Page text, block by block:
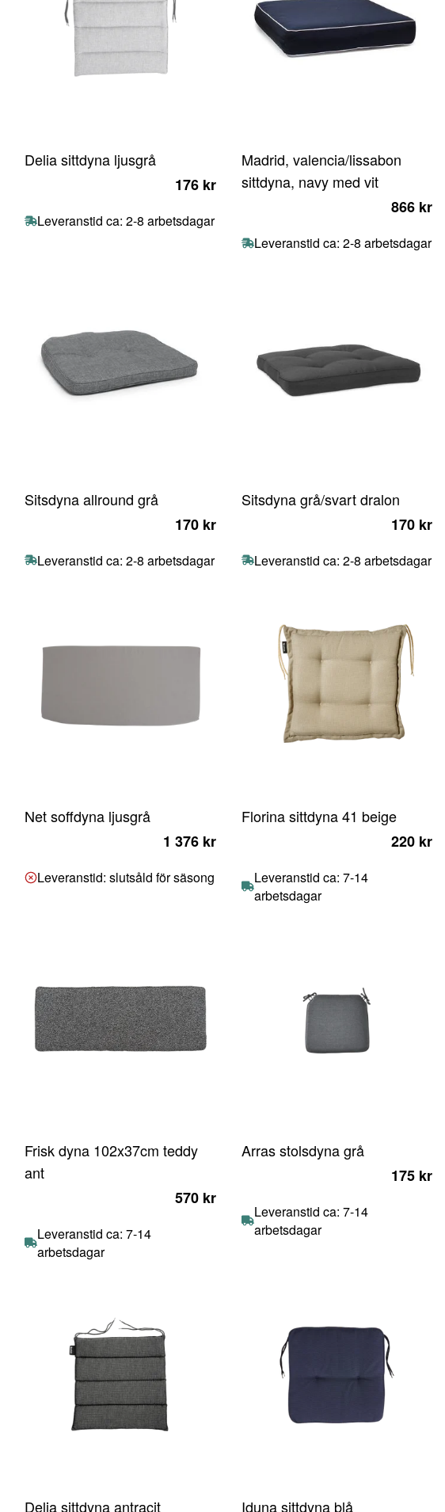
Delia sittdyna ljusgrå
176 kr
Leveranstid ca: 2-8 arbetsdagar
Madrid, valencia/lissabon
sittdyna, navy med vit
866 kr
Leveranstid ca: 2-8 arbetsdagar
Sitsdyna allround grå
170 kr
Leveranstid ca: 2-8 arbetsdagar
Sitsdyna grå/svart dralon
170 kr
Leveranstid ca: 2-8 arbetsdagar
Net soffdyna ljusgrå
1 376 kr
Leveranstid: slutsåld för säsong
Florina sittdyna 41 beige
220 kr
Leveranstid ca: 7-14
arbetsdagar
Frisk dyna 102x37cm teddy
ant
570 kr
Leveranstid ca: 7-14
arbetsdagar
Arras stolsdyna grå
175 kr
Leveranstid ca: 7-14
arbetsdagar
Delia sittdyna antracit Iduna sittdyna blå